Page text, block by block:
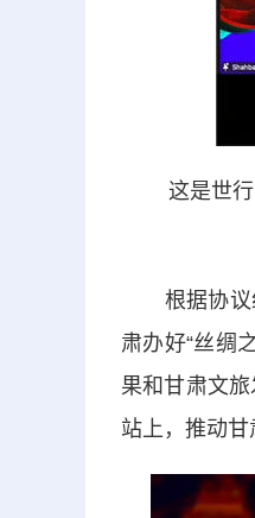
这是世行贷
根据协议约
肃办好“丝绸
果和甘肃文
站上，推动甘